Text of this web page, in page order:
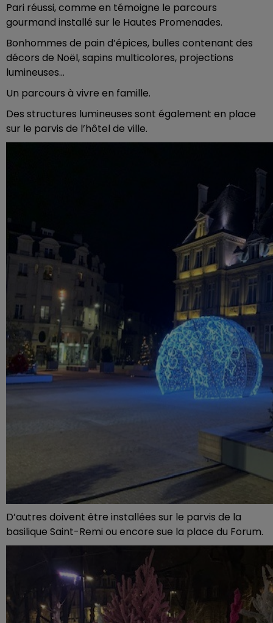
Pari réussi, comme en témoigne le parcours
gourmand installé sur le Hautes Promenades.
Bonhommes de pain d’épices, bulles contenant des
décors de Noël, sapins multicolores, projections
lumineuses...
Un parcours à vivre en famille.
Des structures lumineuses sont également en place
sur le parvis de l’hôtel de ville.
D’autres doivent être installées sur le parvis de la
basilique Saint-Remi ou encore sue la place du Forum.